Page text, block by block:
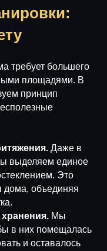
требует большего
площадями. В
принцип
Даже в
выделяем единое
Это
дома, объединяя
Мы
в них помещалась
и оставалось